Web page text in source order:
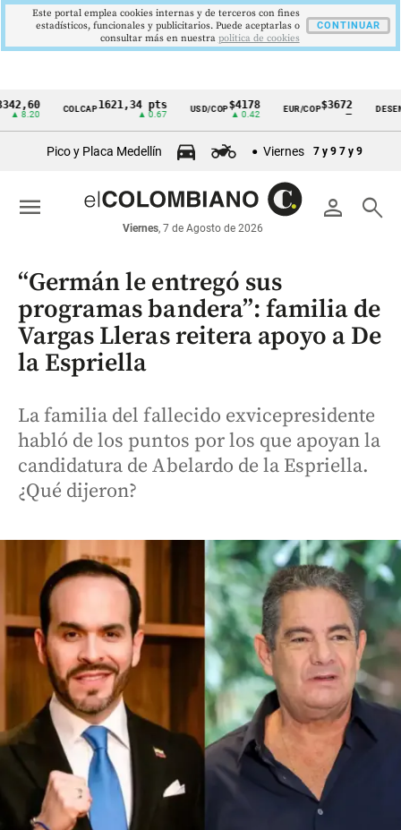
Cintillo
económicos
Colombia
COLCAP1621,34 pts USD/COP$4178
▲ 0.42
EUR/COP$3672 DESEMPLEO
Pico y Placa Medellín Viernes 7 y 9 7 y 9
person search
Viernes, 7 de Agosto de 2026
menu
“Germán le entregó sus
programas bandera”: familia de
Vargas Lleras reitera apoyo a De
la Espriella
La familia del fallecido exvicepresidente
habló de los puntos por los que apoyan la
candidatura de Abelardo de la Espriella.
¿Qué dijeron?
Este portal emplea cookies internas y de terceros con fines
estadísticos, funcionales y publicitarios. Puede aceptarlas o
consultar más en nuestra politica de cookies
CONTINUAR